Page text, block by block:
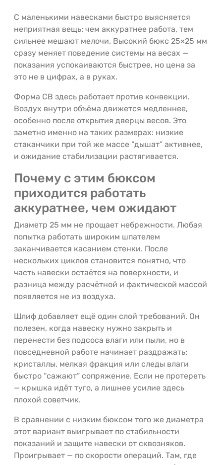
С маленькими навесками быстро выясняется
неприятная вещь: чем аккуратнее работа, тем
сильнее мешают мелочи. Высокий бюкс 25×25 мм
сразу меняет поведение системы на весах —
показания успокаиваются быстрее, но цена за
это не в цифрах, а в руках.
Форма СВ здесь работает против конвекции.
Воздух внутри объёма движется медленнее,
особенно после открытия дверцы весов. Это
заметно именно на таких размерах: низкие
стаканчики при той же массе “дышат” активнее,
и ожидание стабилизации растягивается.
Почему с этим бюксом
приходится работать
аккуратнее, чем ожидают
Диаметр 25 мм не прощает небрежности. Любая
попытка работать широким шпателем
заканчивается касанием стенки. После
нескольких циклов становится понятно, что
часть навески остаётся на поверхности, и
разница между расчётной и фактической массой
появляется не из воздуха.
Шлиф добавляет ещё один слой требований. Он
полезен, когда навеску нужно закрыть и
перенести без подсоса влаги или пыли, но в
повседневной работе начинает раздражать:
кристаллы, мелкая фракция или следы влаги
быстро “сажают” сопряжение. Если не протереть
— крышка идёт туго, а лишнее усилие здесь
плохой советчик.
В сравнении с низким бюксом того же диаметра
этот вариант выигрывает по стабильности
показаний и защите навески от сквозняков.
Проигрывает — по скорости операций. Там, где